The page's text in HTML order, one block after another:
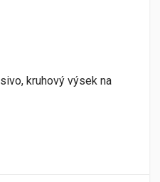
kruhový výsek na